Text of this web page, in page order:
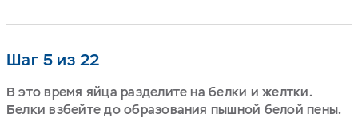
Шаг 5 из 22
В это время яйца разделите на белки и желтки.
Белки взбейте до образования пышной белой пены.